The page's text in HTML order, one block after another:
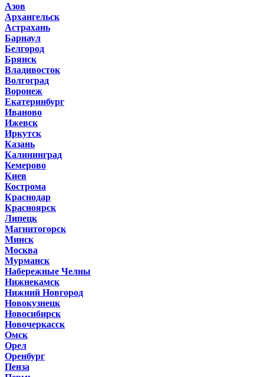
Азов
Архангельск
Астрахань
Барнаул
Белгород
Брянск
Владивосток
Волгоград
Воронеж
Екатеринбург
Иваново
Ижевск
Иркутск
Казань
Калининград
Кемерово
Киев
Кострома
Краснодар
Красноярск
Липецк
Магнитогорск
Минск
Москва
Мурманск
Набережные Челны
Нижнекамск
Нижний Новгород
Новокузнецк
Новосибирск
Новочеркасск
Омск
Орел
Оренбург
Пенза